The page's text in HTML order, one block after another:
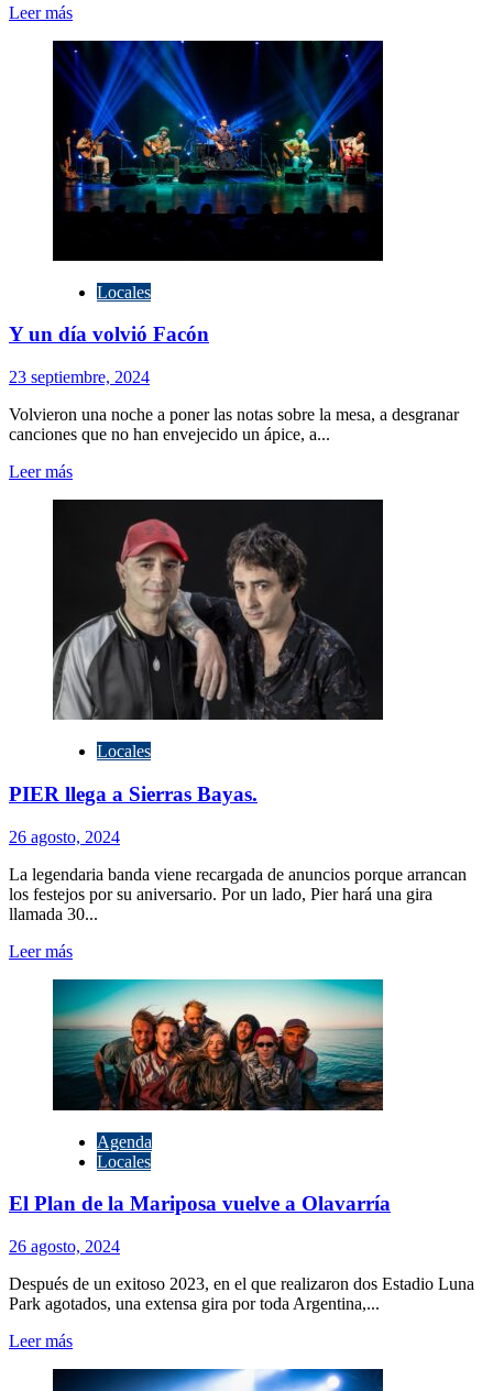
Leer másLeer
sobre
FORASTEROS
PRESENTA
SU
NUEVO
EP
VIENTO
A
FAVOR
Locales
Y un día volvió Facón
23 septiembre, 2024
Volvieron una noche a poner las notas sobre la mesa, a desgranar
canciones que no han envejecido un ápice, a...
Leer másLeer
Facón
Locales
PIER llega a Sierras Bayas.
26 agosto, 2024
La legendaria banda viene recargada de anuncios porque arrancan
los festejos por su aniversario. Por un lado, Pier hará una gira
llamada 30...
Leer másLeer
sobre
PIER
llega
a
Sierras
Bayas.
Agenda
Locales
El Plan de la Mariposa vuelve a Olavarría
26 agosto, 2024
Después de un exitoso 2023, en el que realizaron dos Estadio Luna
Park agotados, una extensa gira por toda Argentina,...
Leer másLeer
sobre